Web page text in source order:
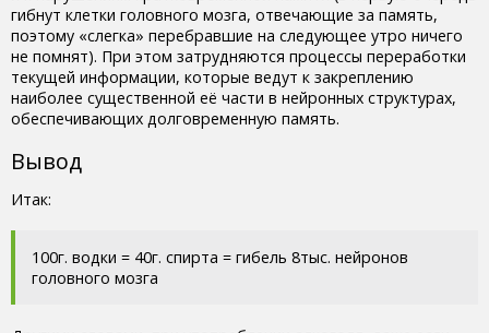
гибнут клетки головного мозга, отвечающие за память,
поэтому «слегка» перебравшие на следующее утро ничего
не помнят). При этом затрудняются процессы переработки
текущей информации, которые ведут к закреплению
наиболее существенной её части в нейронных структурах,
обеспечивающих долговременную память.
Вывод
Итак:
100г. водки = 40г. спирта = гибель 8тыс. нейронов
головного мозга